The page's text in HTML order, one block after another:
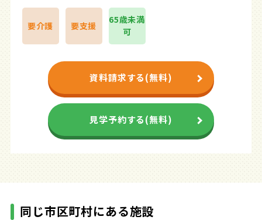
要介護 要支援
65歳未満
可
資料請求する(無料)
見学予約する(無料)
同じ市区町村にある施設